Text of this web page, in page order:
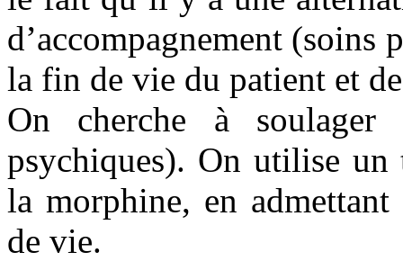
d’accompagnement (soins
la fin de vie du patient et
On cherche à soulager
psychiques). On utilise un
la morphine, en
de vie.